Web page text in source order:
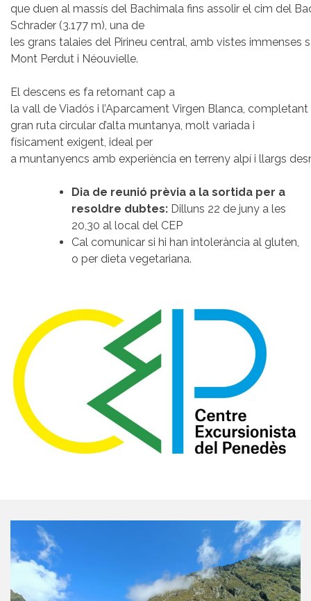
que duen al massís del Bachimala fins assolir el cim del
Schrader (3.177 m), una de
les grans talaies del Pirineu central, amb vistes immenses
Mont Perdut i Néouvielle.
El descens es fa retornant cap a
la vall de Viadós i l’Aparcament Virgen Blanca, completant
gran ruta circular d’alta muntanya, molt variada i
físicament exigent, ideal per
a muntanyencs amb experiència en terreny alpí i llargs
Dia de reunió prèvia a la sortida per a
resoldre dubtes: Dilluns 22 de juny a les
20,30 al local del CEP
Cal comunicar si hi han intolerància al gluten,
o per dieta vegetariana.